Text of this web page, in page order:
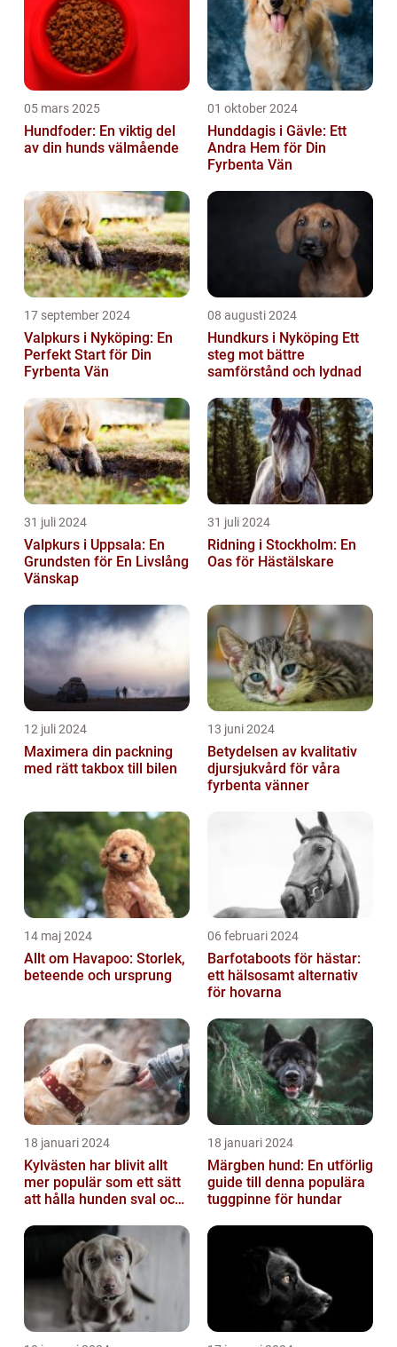
05 mars 2025
Hundfoder: En viktig del
av din hunds välmående
01 oktober 2024
Hunddagis i Gävle: Ett
Andra Hem för Din
Fyrbenta Vän
17 september 2024
Valpkurs i Nyköping: En
Perfekt Start för Din
Fyrbenta Vän
08 augusti 2024
Hundkurs i Nyköping Ett
steg mot bättre
samförstånd och lydnad
31 juli 2024
Valpkurs i Uppsala: En
Grundsten för En Livslång
Vänskap
31 juli 2024
Ridning i Stockholm: En
Oas för Hästälskare
12 juli 2024
Maximera din packning
med rätt takbox till bilen
13 juni 2024
Betydelsen av kvalitativ
djursjukvård för våra
fyrbenta vänner
14 maj 2024
Allt om Havapoo: Storlek,
beteende och ursprung
06 februari 2024
Barfotaboots för hästar:
ett hälsosamt alternativ
för hovarna
18 januari 2024
Kylvästen har blivit allt
mer populär som ett sätt
att hålla hunden sval och
väde...
18 januari 2024
Märgben hund: En utförlig
guide till denna populära
tuggpinne för hundar